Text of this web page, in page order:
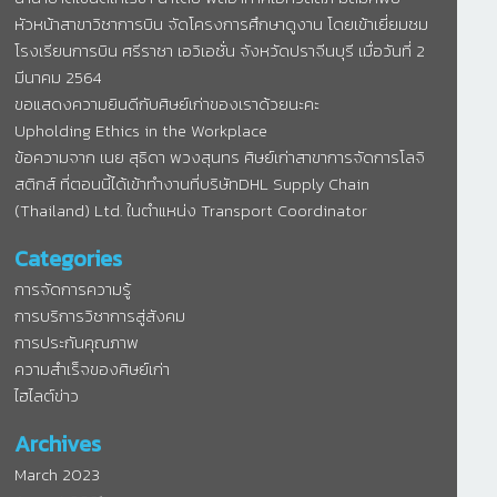
หัวหน้าสาขาวิชาการบิน จัดโครงการศึกษาดูงาน โดยเข้าเยี่ยมชม
โรงเรียนการบิน​ ศรีราชา​ เอวิเอชั่น จังหวัดปราจีนบุรี เมื่อวันที่ 2
มีนาคม 2564
ขอแสดงความยินดีกับศิษย์เก่าของเราด้วยนะคะ
Upholding Ethics in the Workplace
ข้อความจาก เนย สุธิดา พวงสุนทร ศิษย์เก่าสาขาการจัดการโลจิ
สติกส์ ที่ตอนนี้ได้เข้าทำงานที่บริษัทDHL Supply Chain
(Thailand) Ltd. ในตำแหน่ง Transport Coordinator
Categories
การจัดการความรู้
การบริการวิชาการสู่สังคม
การประกันคุณภาพ
ความสำเร็จของศิษย์เก่า
ไฮไลต์ข่าว
Archives
March 2023